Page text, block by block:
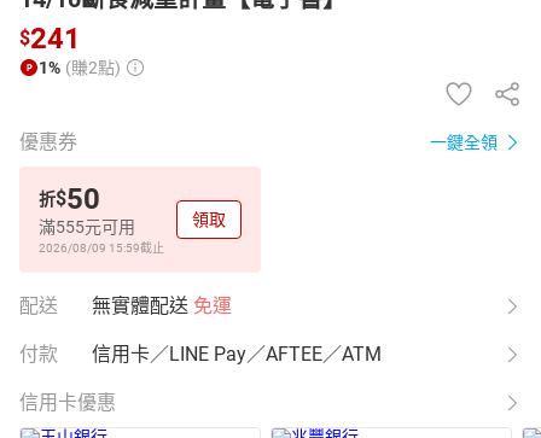
$241
1% (賺2點)
優惠券 一鍵全領
折$50
滿555元可用
2026/08/09 15:59截止
領取
配送 無實體配送 免運
付款 信用卡／LINE Pay／AFTEE／ATM
信用卡優惠